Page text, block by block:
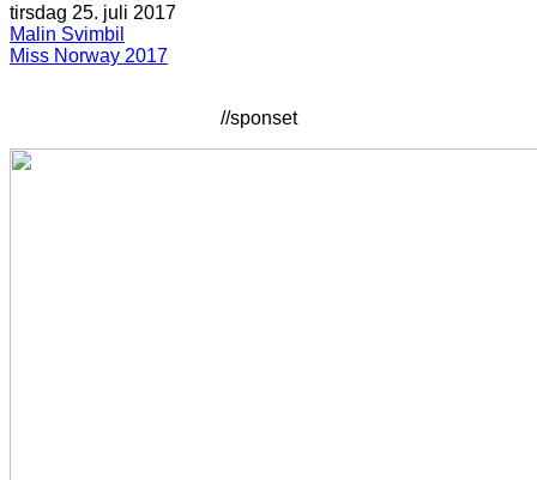
tirsdag 25. juli 2017
Malin Svimbil
Miss Norway 2017
//sponset